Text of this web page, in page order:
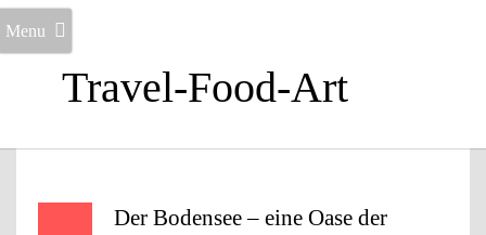
Travel-Food-Art
Menu
Der Bodensee – eine Oase der